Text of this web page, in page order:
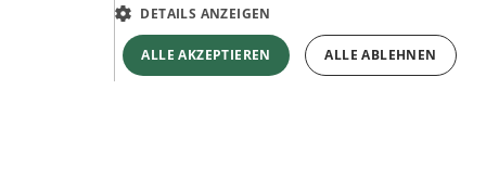
DETAILS ANZEIGEN
ALLE AKZEPTIEREN ALLE ABLEHNEN